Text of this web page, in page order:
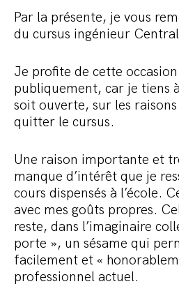
Par la présente, je vous
du cursus ingénieur
Je profite de cette
publiquement, car je tiens
soit ouverte, sur les raisons
quitter le cursus.
Une raison importante et
manque d’intérêt que je
cours dispensés à l’école.
avec mes goûts propres.
reste, dans l’imaginaire
porte », un sésame qui
facilement et «
professionnel actuel.